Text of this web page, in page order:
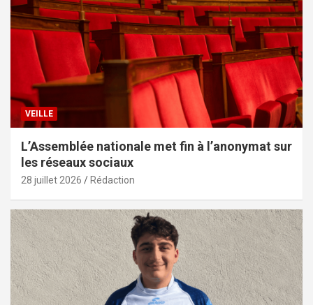
VEILLE
L’Assemblée nationale met fin à l’anonymat sur
les réseaux sociaux
28 juillet 2026 Rédaction